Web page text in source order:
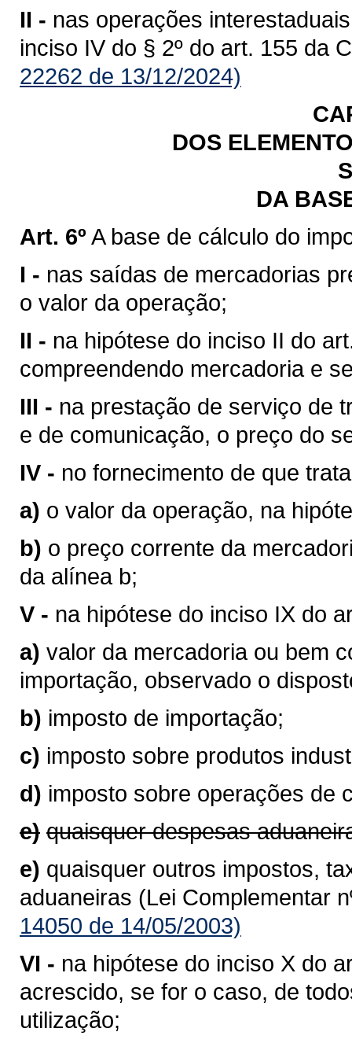
II - nas operações
inciso IV do § 2º do art. 155 da
22262 de 13/12/2024)
DOS
DA
Art. 6º A base de cálculo do
I - nas saídas de mercadorias
o valor da operação;
II - na hipótese do inciso II do
compreendendo mercadoria e
III - na prestação de serviço de
e de comunicação, o preço do
IV - no fornecimento de que
a) o valor da operação, na
b) o preço corrente da
da alínea b;
V - na hipótese do inciso IX do
a) valor da mercadoria ou bem
importação, observado o
b) imposto de importação;
c) imposto sobre produtos
d) imposto sobre operações de
e) quaisquer despesas
e) quaisquer outros impostos,
aduaneiras (Lei Complementar
14050 de 14/05/2003)
VI - na hipótese do inciso X do
acrescido, se for o caso, de
utilização;